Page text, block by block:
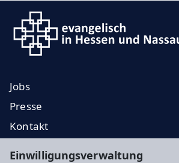
Einwilligungsverwaltung
Jobs
Presse
Kontakt